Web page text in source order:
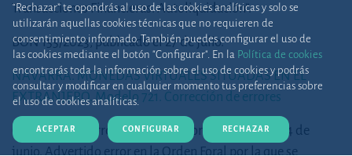
Transacciones Financieras. Autoliquidación”.
BON 155/2023, publicado el 27 de julio.
NAVARRA. MONEDAS VIRTUALES SITUADAS EN EL
EXTRANJERO. Modelo 721. Corrección de errores
Corrección de error en la Orden Foral 29/2023, de 14 de
junio. Advertido error en la Orden Foral por la que se
“Rechazar” te opondrás al uso de las cookies analíticas y solo se
utilizarán aquellas cookies técnicas que no requieren de
consentimiento informado. También puedes configurar el uso de
las cookies mediante el botón "Configurar". En la Política de cookies
encontrarás toda la información sobre el uso de cookies y podrás
consultar y modificar en cualquier momento tus preferencias sobre
el uso de cookies analíticas.
ACEPTAR CONFIGURAR RECHAZAR